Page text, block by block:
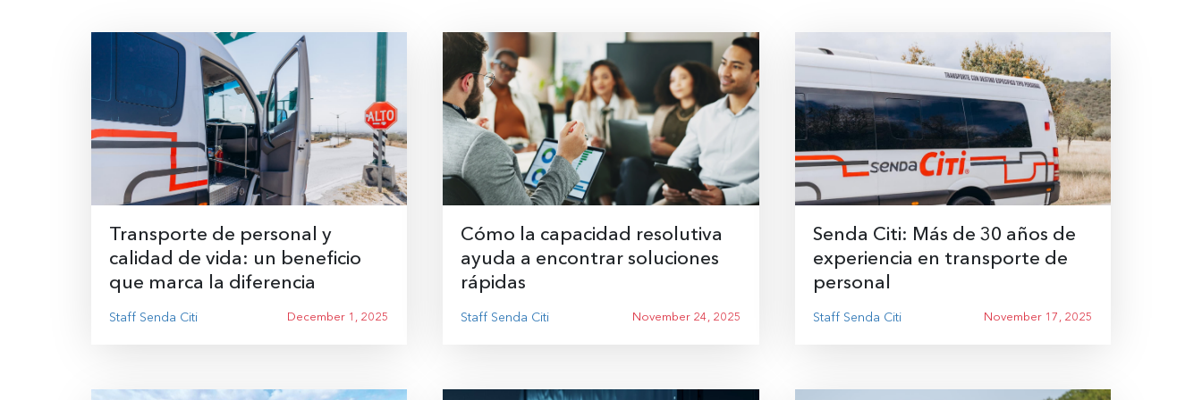
Transporte de personal y
calidad de vida: un beneficio
que marca la diferencia
Staff Senda Citi December 1, 2025
Cómo la capacidad resolutiva
ayuda a encontrar soluciones
rápidas
Staff Senda Citi November 24, 2025
Senda Citi: Más de 30 años de
experiencia en transporte de
personal
Staff Senda Citi November 17, 2025